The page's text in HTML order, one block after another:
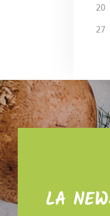
20
27
LA